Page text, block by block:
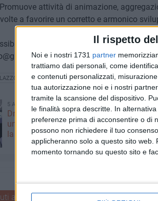
Il rispetto
Noi e i nostri 1731 partner
trattiamo dati personali, come
e contenuti personalizzati,
tua autorizzazione noi e i nostri
tramite la scansione del dispositivo.
le finalità sopra descritte. In
preferenze prima di acconsentire o di
possono non richiedere il tuo
applicheranno solo a questo sito
momento tornando su questo sito e
attività di animazione,
a favorire un corretto e armonico
rivolgersi ai contatti: 3495452270 -
VIVES FRISARI
5 AGOSTO 2026
Dramma alla spiaggia Bi-Marmi:
un anziano ha un malore e perde
la vita
a tema